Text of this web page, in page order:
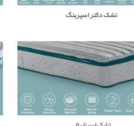
تشک دکتر اسپرینگ